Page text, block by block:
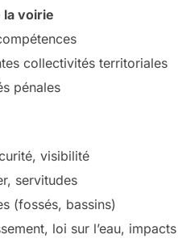
la voirie
collectivités territoriales
pénales
visibilité
servitudes
(fossés, bassins)
loi sur l’eau,